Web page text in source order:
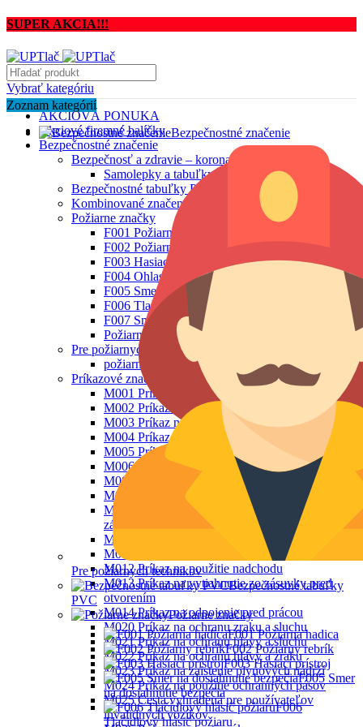
SUPER AKCIA!!!
Vybrať kategóriu
AKCIOVÁ PONUKA
Akciové firemné balíčky
Bezpečnostné značenie
Bezpečnosť a zdravie – koronavírus
Samolepky a tabuľky – koronavírus
Bezpečnostné tabuľky PVC
Kombinované značenia
Požiarne značky
F001 Požiarna hadica
F002 Požiarny rebrík
F003 Hasiaci prístroj
F004 Ohlasovňa požiaru
F005 Smer na dosiahnutie bezpečia
F006 Tlačidlový hlásič požiaru
F007 Smer na dosiahnutie bezpečia
Požiarne značenia
Pre požiarnych technikov
požiarne knihy
Príkazové značky
M001 Príkaz na ochranu zraku
M002 Príkaz na ochranu hlavy
M003 Príkaz na ochranu sluchu
M004 Príkaz na ochranu dýchacích orgánov
M005 Príkaz na ochranu nôh
M006 Príkaz na ochranu rúk
M007 Príkaz na nosenie ochranného odevu
M008 Príkaz na ochranu tváre
M009 Príkaz na použitie bezpečnostného
závesného systému
M010 Cesta vyhradená pre chodcov
M011 Značka príkazu – všeobecne
M012 Príkaz na použitie nadchodu
M013 Príkaz na vytiahnutie zo zásuvky pred
otvorením
M014 Príkaz na odpojenie pred prácou
M020 Príkaz na ochranu zraku a sluchu
M021 Príkaz na ochranu hlavy a sluchu
M022 Príkaz na ochranu hlavy a zraku
M023 Príkaz na zaistenie plynových nádrží
M024 Príkaz na použitie ochranných pásov
M025 Cesta vyhradená pre používateľov
invalidných vozíkov
Zoznam kategórií
Bezpečnostné značenie
Pre požiarnych technikov
Bezpečnostné tabuľky
PVC
Požiarne značky
F001 Požiarna hadica
F002 Požiarny rebrík
F003 Hasiaci prístroj
F005 Smer
na dosiahnutie bezpečia
F006
Tlačidlový hlásič požiaru